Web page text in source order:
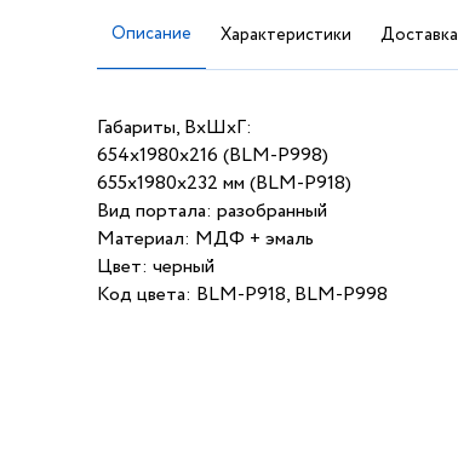
Описание Характеристики Доставка
Габариты, ВхШхГ:
654х1980х216 (BLM-P998)
655х1980х232 мм (BLM-P918)
Вид портала: разобранный
Материал: МДФ + эмаль
Цвет: черный
Код цвета: BLM-P918, BLM-P998